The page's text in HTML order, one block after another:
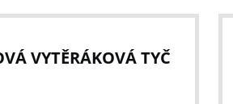
VYTĚRÁKOVÁ TYČ